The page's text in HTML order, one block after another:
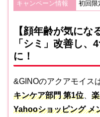
キャンペーン情報
初回限
【顔年齢が気にな
「シミ」改善し、
に！
&GINOのアクアモイス
キンケア部門 第1位
Yahooショッピング メ